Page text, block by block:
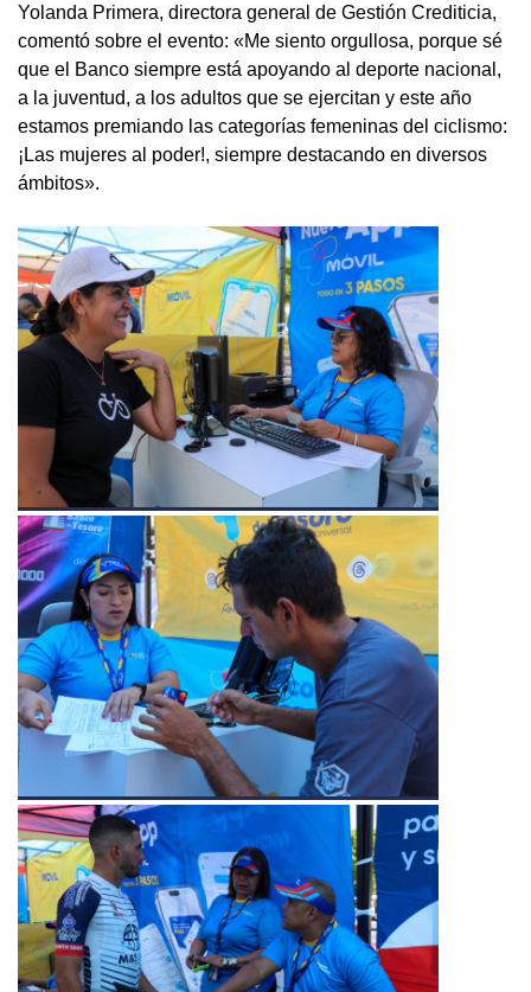
Yolanda Primera, directora general de Gestión Crediticia,
comentó sobre el evento: «Me siento orgullosa, porque sé
que el Banco siempre está apoyando al deporte nacional,
a la juventud, a los adultos que se ejercitan y este año
estamos premiando las categorías femeninas del ciclismo:
¡Las mujeres al poder!, siempre destacando en diversos
ámbitos».